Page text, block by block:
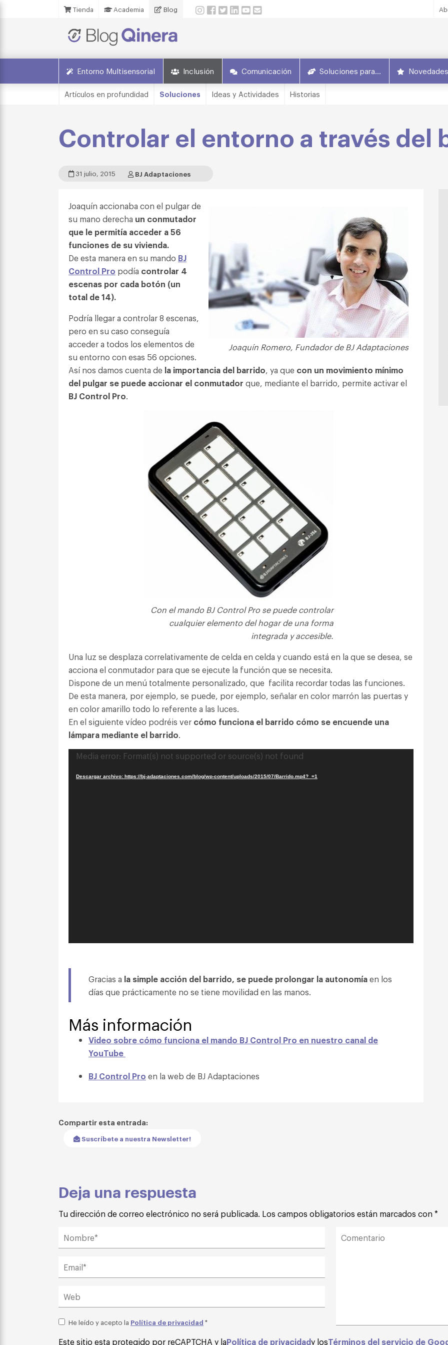
Tienda Academia Blog
Entorno Multisensorial Inclusión Comunicación Soluciones para… Novedades
Artículos en profundidad Soluciones Ideas y Actividades Historias
Controlar el entorno a través del
31 julio, 2015 BJ Adaptaciones
Joaquín Romero, Fundador de BJ Adaptaciones
Joaquín accionaba con el pulgar de
su mano derecha un conmutador
que le permitía acceder a 56
funciones de su vivienda.
De esta manera en su mando BJ
Control Pro podía controlar 4
escenas por cada botón (un
total de 14).
Podría llegar a controlar 8 escenas,
pero en su caso conseguía
acceder a todos los elementos de
su entorno con esas 56 opciones.
Así nos damos cuenta de la importancia del barrido, ya que con un movimiento mínimo
del pulgar se puede accionar el conmutador que, mediante el barrido, permite activar el
BJ Control Pro.
Con el mando BJ Control Pro se puede controlar
cualquier elemento del hogar de una forma
integrada y accesible.
Una luz se desplaza correlativamente de celda en celda y cuando está en la que se desea, se
acciona el conmutador para que se ejecute la función que se necesita.
Dispone de un menú totalmente personalizado, que facilita recordar todas las funciones.
De esta manera, por ejemplo, se puede, por ejemplo, señalar en color marrón las puertas y
en color amarillo todo lo referente a las luces.
En el siguiente vídeo podréis ver cómo funciona el barrido cómo se encuende una
lámpara mediante el barrido.
Reproductor
vídeo
Media error: Format(s) not supported or source(s) not found
Descargar archivo: https://bj-adaptaciones.com/blog/wp-content/uploads/2015/07/Barrido.mp4?_=1
Gracias a la simple acción del barrido, se puede prolongar la autonomíaen los
días que prácticamente no se tiene movilidad en las manos.
Más información
Video sobre cómo funciona el mando BJ Control Pro en nuestro canal de
YouTube
BJ Control Pro en la web de BJ Adaptaciones
Compartir esta entrada:
Suscríbete a nuestra Newsletter!
Deja una respuesta
Tu dirección de correo electrónico no será publicada. Los campos obligatorios están marcados con *
He leído y acepto la Política de privacidad *
Este sitio esta protegido por reCAPTCHA y laPolítica de privacidady losTérminos del servicio de